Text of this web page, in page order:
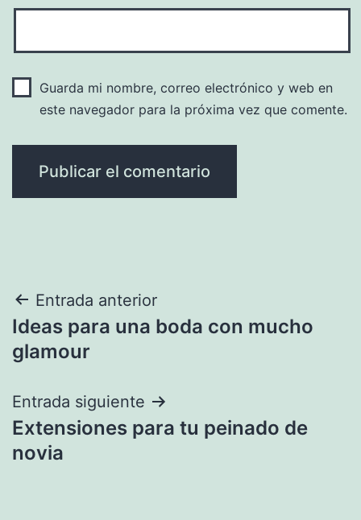
Guarda mi nombre, correo electrónico y web en
este navegador para la próxima vez que comente.
Navegación
de
Entrada anterior
Ideas para una boda con mucho
glamour
Entrada siguiente
Extensiones para tu peinado de
novia